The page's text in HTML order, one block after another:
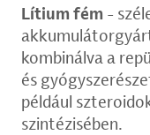
Lítium fém -
kombinálva a
és
például
szintézisében.